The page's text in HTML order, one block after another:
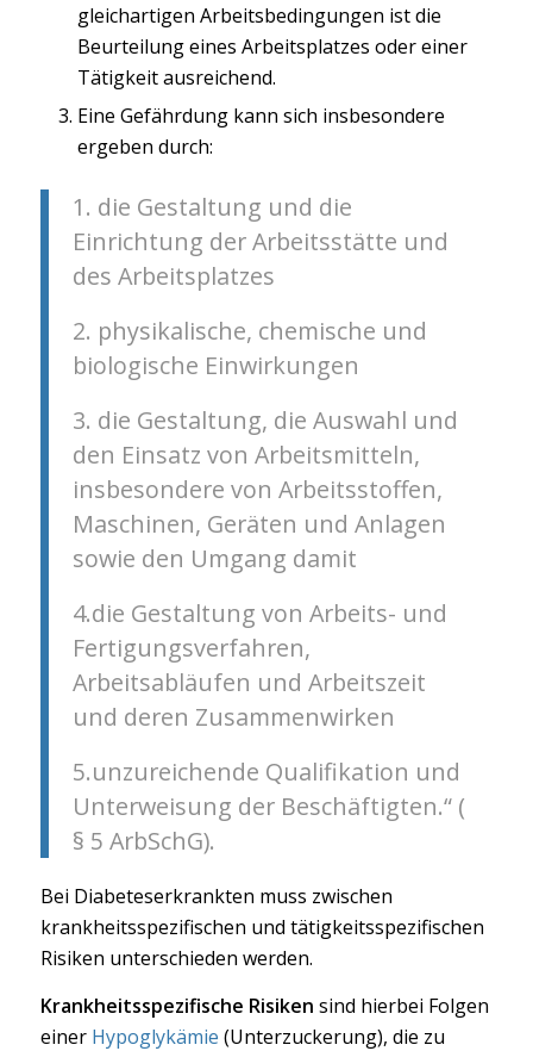
gleichartigen Arbeitsbedingungen ist die
Beurteilung eines Arbeitsplatzes oder einer
Tätigkeit ausreichend.
Eine Gefährdung kann sich insbesondere
ergeben durch:
1. die Gestaltung und die
Einrichtung der Arbeitsstätte und
des Arbeitsplatzes
2. physikalische, chemische und
biologische Einwirkungen
3. die Gestaltung, die Auswahl und
den Einsatz von Arbeitsmitteln,
insbesondere von Arbeitsstoffen,
Maschinen, Geräten und Anlagen
sowie den Umgang damit
4.die Gestaltung von Arbeits- und
Fertigungsverfahren,
Arbeitsabläufen und Arbeitszeit
und deren Zusammenwirken
5.unzureichende Qualifikation und
Unterweisung der Beschäftigten.“ (
§ 5 ArbSchG).
Bei Diabeteserkrankten muss zwischen
krankheitsspezifischen und tätigkeitsspezifischen
Risiken unterschieden werden.
Krankheitsspezifische Risiken sind hierbei Folgen
einer Hypoglykämie (Unterzuckerung), die zu